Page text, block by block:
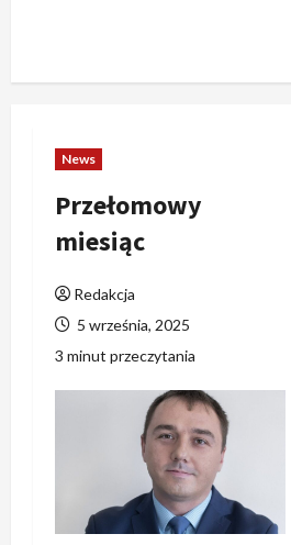
News
Przełomowy
miesiąc
Redakcja
5 września, 2025
3 minut przeczytania